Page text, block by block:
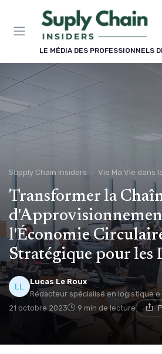
LE MÉDIA DES PROFESSIONNELS
Supply Chain Insiders Vie Ma Vie dans la
Transformer la
l'Économie
Stratégique pour les
Lucas Le Roux
Rédacteur spécialisé en logistique
21 octobre 2023
9 min de lecture
Panneau de gestion des cookies